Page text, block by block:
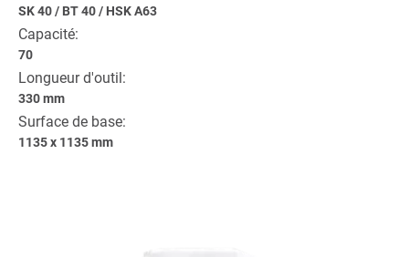
SK 40/ BT 40/ HSK A63
Capacité:
70
Longueur d'outil:
330 mm
Surface de base:
1135 x 1135 mm